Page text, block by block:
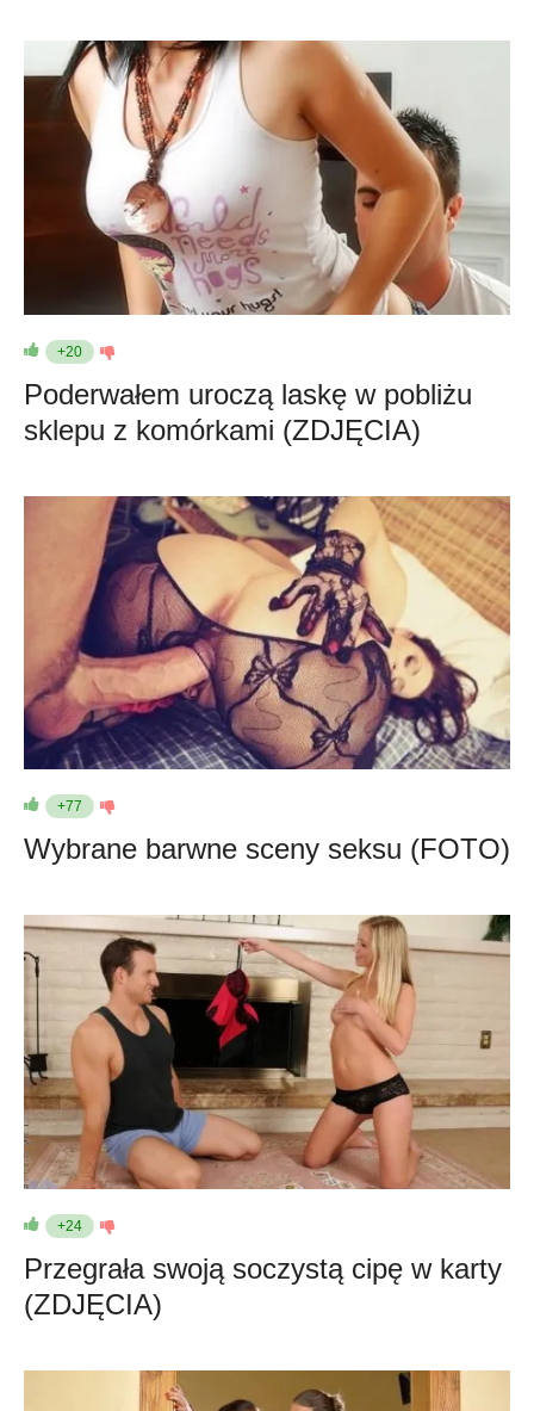
+20
Poderwałem uroczą laskę w pobliżu
sklepu z komórkami (ZDJĘCIA)
+77
Wybrane barwne sceny seksu (FOTO)
+24
Przegrała swoją soczystą cipę w karty
(ZDJĘCIA)